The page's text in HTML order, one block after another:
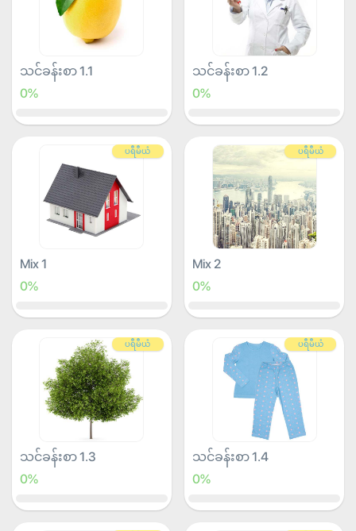
သင်ခန်းစာ 1.1
0%
သင်ခန်းစာ 1.2
0%
ပရီမီယံ
Mix 1
0%
ပရီမီယံ
Mix 2
0%
ပရီမီယံ
သင်ခန်းစာ 1.3
0%
ပရီမီယံ
သင်ခန်းစာ 1.4
0%